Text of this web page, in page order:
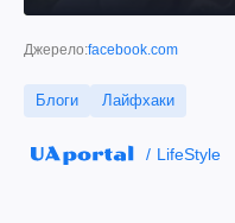
Джерело:facebook.com
Блоги Лайфхаки
LifeStyle